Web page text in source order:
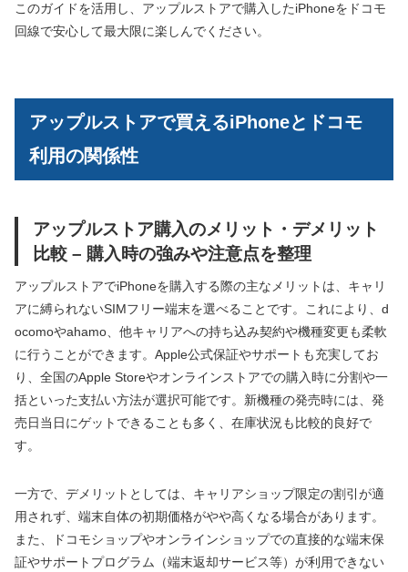
このガイドを活用し、アップルストアで購入したiPhoneをドコモ
回線で安心して最大限に楽しんでください。
アップルストアで買えるiPhoneとドコモ
利用の関係性
アップルストア購入のメリット・デメリット
比較 – 購入時の強みや注意点を整理
アップルストアでiPhoneを購入する際の主なメリットは、キャリ
アに縛られないSIMフリー端末を選べることです。これにより、d
ocomoやahamo、他キャリアへの持ち込み契約や機種変更も柔軟
に行うことができます。Apple公式保証やサポートも充実してお
り、全国のApple Storeやオンラインストアでの購入時に分割や一
括といった支払い方法が選択可能です。新機種の発売時には、発
売日当日にゲットできることも多く、在庫状況も比較的良好で
す。
一方で、デメリットとしては、キャリアショップ限定の割引が適
用されず、端末自体の初期価格がやや高くなる場合があります。
また、ドコモショップやオンラインショップでの直接的な端末保
証やサポートプログラム（端末返却サービス等）が利用できない